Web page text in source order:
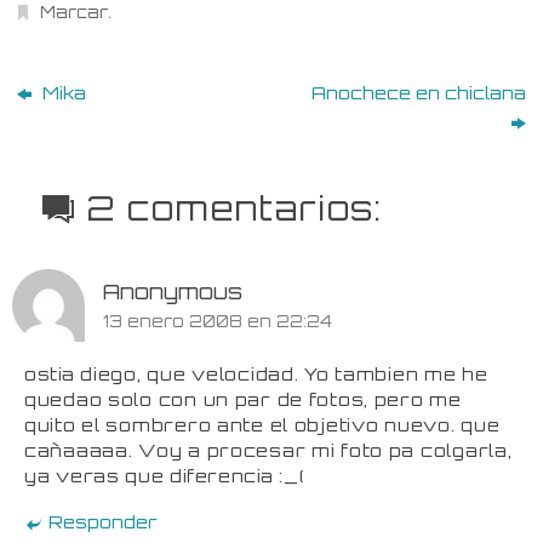
Marcar.
Mika Anochece en chiclana
2 comentarios:
Anonymous
13 enero 2008 en 22:24
ostia diego, que velocidad. Yo tambien me he
quedao solo con un par de fotos, pero me
quito el sombrero ante el objetivo nuevo. que
cañaaaaa. Voy a procesar mi foto pa colgarla,
ya veras que diferencia :_(
Responder